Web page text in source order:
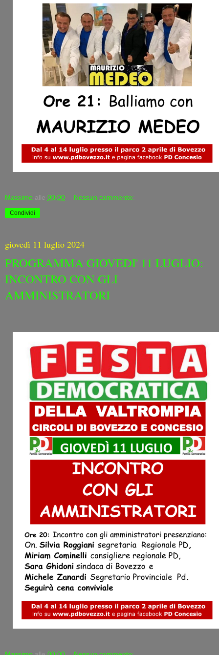
Massimo alle 00:00 Nessun commento:
Condividi
giovedì 11 luglio 2024
PROGRAMMA GIOVEDI' 11 LUGLIO:
INCONTRO CON GLI
AMMINISTRATORI